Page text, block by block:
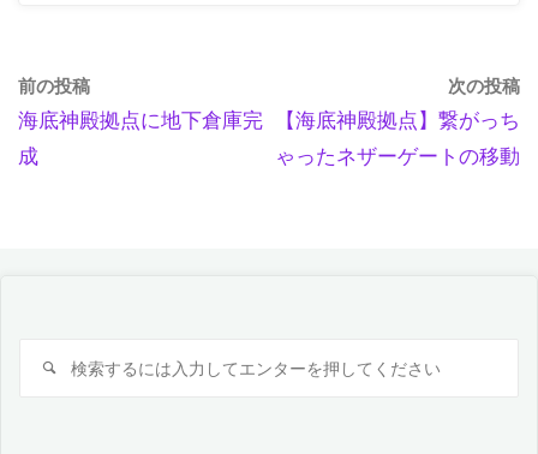
前の投稿
海底神殿拠点に地下倉庫完
成
次の投稿
【海底神殿拠点】繋がっち
ゃったネザーゲートの移動
検